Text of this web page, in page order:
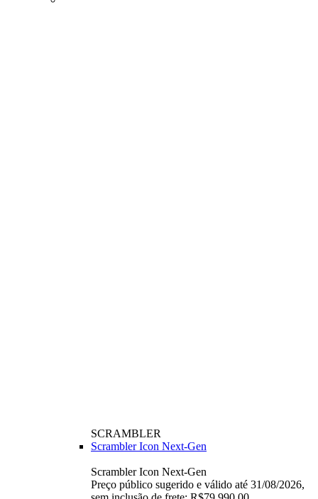
SCRAMBLER
Scrambler Icon Next-Gen
Scrambler Icon Next-Gen
Preço público sugerido e válido até 31/08/2026,